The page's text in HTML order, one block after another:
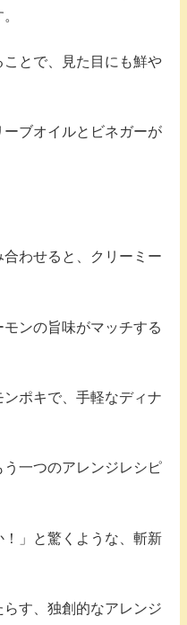
とで、見た目にも鮮や
ーブオイルとビネガーが
わせると、クリーミー
ンの旨味がマッチする
ポキで、手軽なディナ
一つのアレンジレシピ
！」と驚くような、斬新
す、独創的なアレンジ